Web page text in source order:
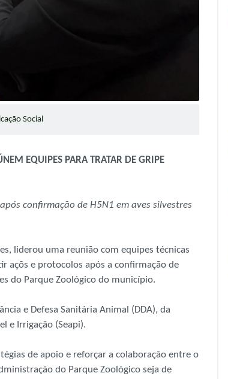
Social
EQUIPES PARA TRATAR DE GRIPE
confirmação de H5N1 em aves silvestres
liderou uma reunião com equipes técnicas
açõs e protocolos após a confirmação de
do Parque Zoológico do município.
e Defesa Sanitária Animal (DDA), da
e Irrigação (Seapi).
de apoio e reforçar a colaboração entre o
do Parque Zoológico seja de